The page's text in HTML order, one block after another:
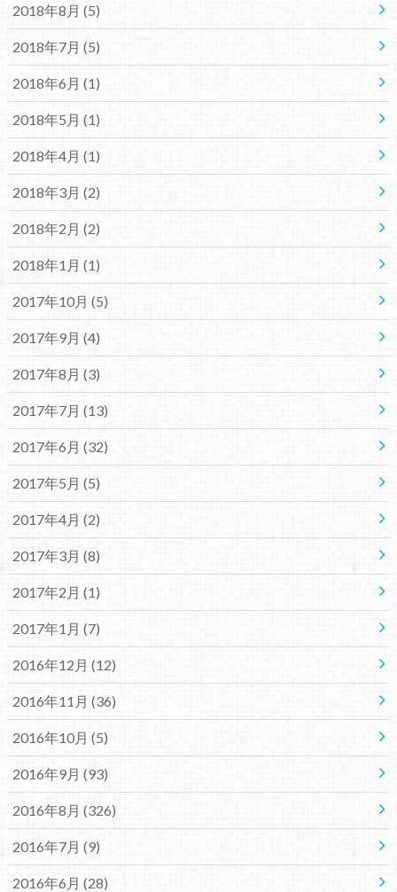
2018年8月 (5)
2018年7月 (5)
2018年6月 (1)
2018年5月 (1)
2018年4月 (1)
2018年3月 (2)
2018年2月 (2)
2018年1月 (1)
2017年10月 (5)
2017年9月 (4)
2017年8月 (3)
2017年7月 (13)
2017年6月 (32)
2017年5月 (5)
2017年4月 (2)
2017年3月 (8)
2017年2月 (1)
2017年1月 (7)
2016年12月 (12)
2016年11月 (36)
2016年10月 (5)
2016年9月 (93)
2016年8月 (326)
2016年7月 (9)
2016年6月 (28)